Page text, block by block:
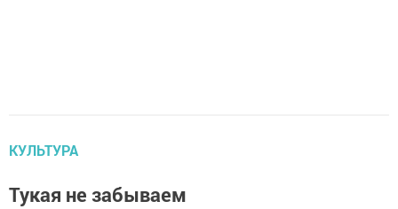
КУЛЬТУРА
Тукая не забываем